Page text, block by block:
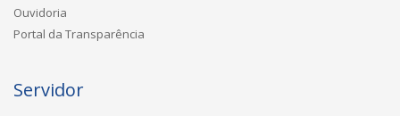
Ouvidoria
Portal da Transparência
Servidor